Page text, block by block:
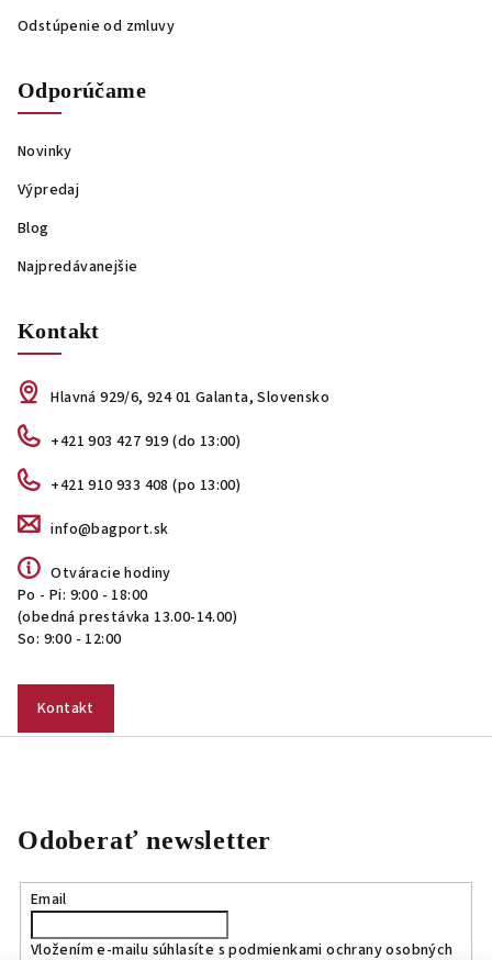
Odstúpenie od zmluvy
Odporúčame
Novinky
Výpredaj
Blog
Najpredávanejšie
Kontakt
Hlavná 929/6, 924 01 Galanta, Slovensko
+421 903 427 919 (do 13:00)
+421 910 933 408 (po 13:00)
info@bagport.sk
Otváracie hodiny
Po - Pi: 9:00 - 18:00
(obedná prestávka 13.00-14.00)
So: 9:00 - 12:00
Kontakt
Odoberať newsletter
Email
Vložením e-mailu súhlasíte spodmienkami ochrany osobných